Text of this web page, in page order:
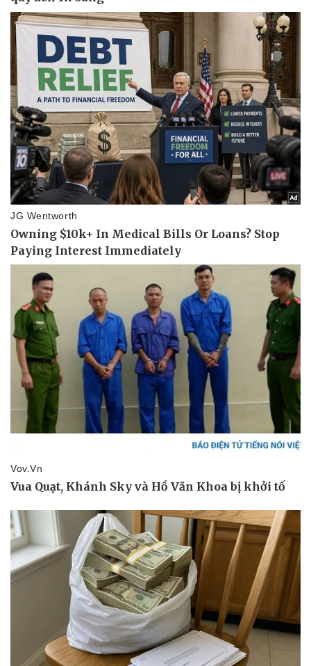
Sức khỏe
Dinh dưỡng - món ngon
Cây thuốc
Làm đẹp - giảm cân
Ăn sạch sống khỏe
Đời sống
Nhà đẹp
Blog
Tình yêu - Gia đình